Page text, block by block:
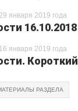
января 2019 года
16.10.2018
января 2019 года
РАЗДЕЛА